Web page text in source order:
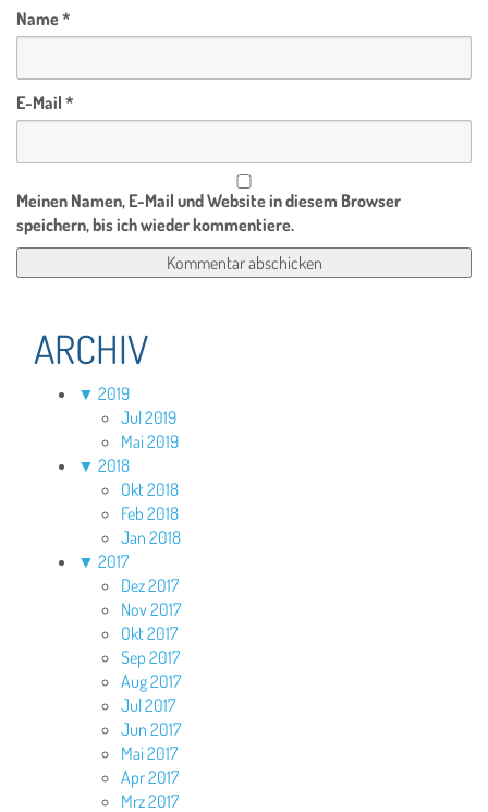
Name*
E-Mail *
Meinen Namen, E-Mail und Website in diesem Browser
speichern, bis ich wieder kommentiere.
ARCHIV
▼ 2019
Jul 2019
Mai 2019
▼ 2018
Okt 2018
Feb 2018
Jan 2018
▼ 2017
Dez 2017
Nov 2017
Okt 2017
Sep 2017
Aug 2017
Jul 2017
Jun 2017
Mai 2017
Apr 2017
Mrz 2017